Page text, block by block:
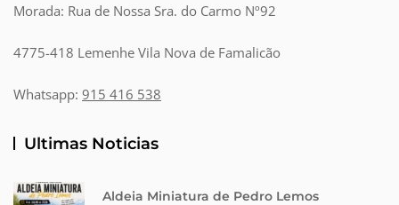
Morada: Rua de Nossa Sra. do Carmo Nº92
4775-418 Lemenhe Vila Nova de Famalicão
Whatsapp: 915 416 538
Ultimas Noticias
Aldeia Miniatura de Pedro Lemos